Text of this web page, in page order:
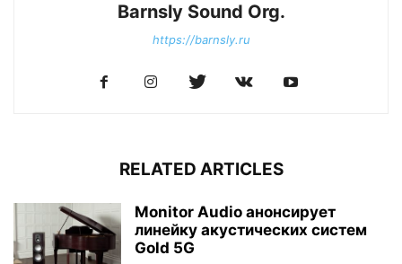
Barnsly Sound Org.
https://barnsly.ru
RELATED ARTICLES
Monitor Audio анонсирует
линейку акустических систем
Gold 5G